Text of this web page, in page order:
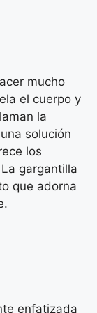
mucho
el cuerpo y
la
solución
los
gargantilla
que adorna
enfatizada